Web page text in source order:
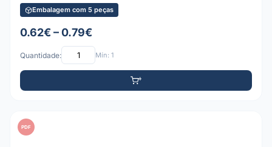
Embalagem com 5 peças
0.62€ – 0.79€
Quantidade: Mín: 1
PDF